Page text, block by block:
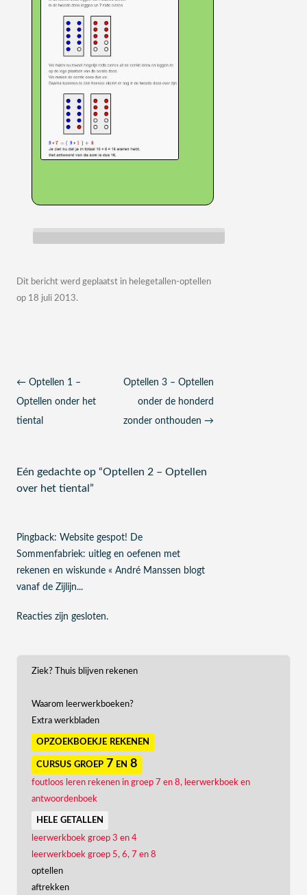
Dit bericht werd geplaatst in helegetallen-optellen
op 18 juli 2013.
Berichtnavigatie
← Optellen 1 –
Optellen onder het
tiental
Optellen 3 – Optellen
onder de honderd
zonder onthouden→
Eén gedachte op “Optellen 2 – Optellen
over het tiental ”
Pingback: Website gespot! De
Sommenfabriek: uitleg en oefenen met
rekenen en wiskunde « André Manssen blogt
vanaf de Zijlijn...
Reacties zijn gesloten.
Ziek? Thuis blijven rekenen
Waarom leerwerkboeken?
Extra werkbladen
opzoekboekje rekenen
cursus groep 7 en 8
foutloos leren rekenen in groep 7 en 8, leerwerkboek en
antwoordenboek
hele getallen
leerwerkboek groep 3 en 4
leerwerkboek groep 5, 6, 7 en 8
optellen
aftrekken